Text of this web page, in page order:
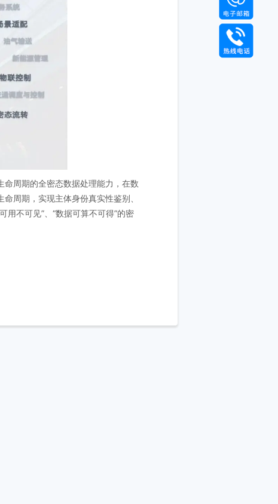
周期的全密态数据处理能力，在数
周期，实现主体身份真实性鉴别、
不可见”、“数据可算不可得”的密